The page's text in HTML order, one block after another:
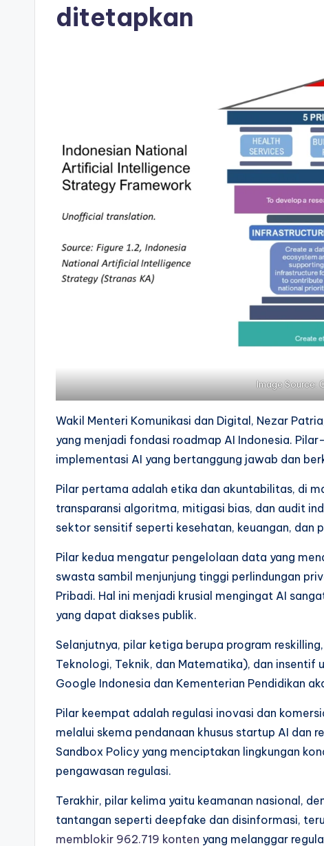
ditetapkan
Image Source:
Wakil Menteri Komunikasi dan Digital, Nezar
yang menjadi fondasi roadmap AI Indonesia.
implementasi AI yang bertanggung jawab dan
Pilar pertama adalah etika dan akuntabilitas, di
transparansi algoritma, mitigasi bias, dan audit
sektor sensitif seperti kesehatan, keuangan, dan
Pilar kedua mengatur pengelolaan data yang
swasta sambil menjunjung tinggi perlindungan
Pribadi. Hal ini menjadi krusial mengingat AI
yang dapat diakses publik.
Selanjutnya, pilar ketiga berupa program
Teknologi, Teknik, dan Matematika), dan insentif
Google Indonesia dan Kementerian Pendidikan
Pilar keempat adalah regulasi inovasi dan
melalui skema pendanaan khusus startup AI dan
Sandbox Policy yang menciptakan lingkungan
pengawasan regulasi.
Terakhir, pilar kelima yaitu keamanan nasional,
tantangan seperti deepfake dan disinformasi,
memblokir 962.719 konten yang melanggar